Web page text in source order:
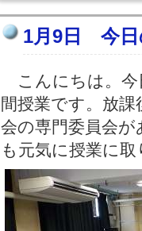
1月9日 今日
こんにちは。今
間授業です。放
会の専門委員会
も元気に授業に